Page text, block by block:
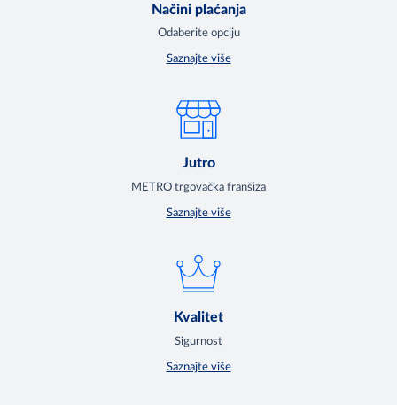
Načini plaćanja
Odaberite opciju
Saznajte više
Jutro
METRO trgovačka franšiza
Saznajte više
Kvalitet
Sigurnost
Saznajte više